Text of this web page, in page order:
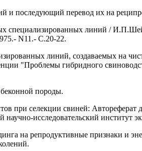
и последующий перевод их на
специализированных линий /
N11.- С.20-22.
линий, создаваемых на
"Проблемы гибридного
породы.
селекции свиней: Автореферат
исследовательский институт
на репродуктивные признаки и